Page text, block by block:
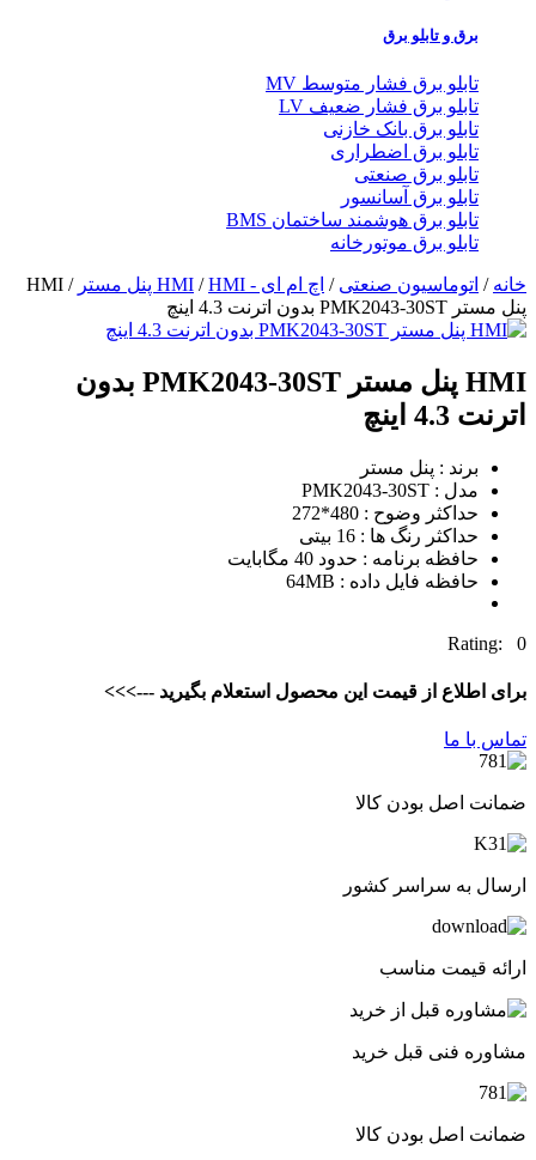
برق و تابلو برق
تابلو برق فشار متوسط MV
تابلو برق فشار ضعیف LV
تابلو برق بانک خازنی
تابلو برق اضطراری
تابلو برق صنعتی
تابلو برق آسانسور
تابلو برق هوشمند ساختمان BMS
تابلو برق موتورخانه
خانه / اتوماسیون صنعتی / اچ ام ای - HMI /HMI پنل مستر
/ HMI
پنل مستر PMK2043-30ST بدون اترنت 4.3 اینچ
HMI پنل مستر PMK2043-30ST بدون
اترنت 4.3 اینچ
برند : پنل مستر
مدل : PMK2043-30ST
حداکثر وضوح : 480*272
حداکثر رنگ ها : 16 بیتی
حافظه برنامه : حدود 40 مگابایت
حافظه فایل داده : 64MB
Rating: 0
برای اطلاع از قیمت این محصول استعلام بگیرید --->>>
تماس با ما
ضمانت اصل بودن کالا
ارسال به سراسر کشور
ارائه قیمت مناسب
مشاوره فنی قبل خرید
ضمانت اصل بودن کالا